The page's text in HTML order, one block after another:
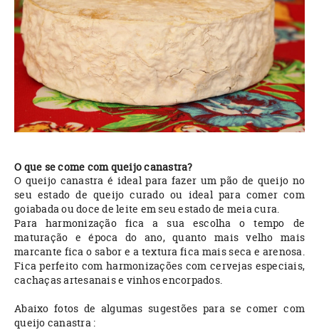
O que se come com queijo canastra?
O queijo canastra é ideal para fazer um pão de queijo no
seu estado de queijo curado ou ideal para comer com
goiabada ou doce de leite em seu estado de meia cura.
Para harmonização fica a sua escolha o tempo de
maturação e época do ano, quanto mais velho mais
marcante fica o sabor e a textura fica mais seca e arenosa.
Fica perfeito com harmonizações com cervejas especiais,
cachaças artesanais e vinhos encorpados.
Abaixo fotos de algumas sugestões para se comer com
queijo canastra :